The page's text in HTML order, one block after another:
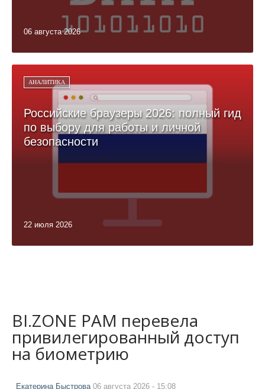
06 августа 2026
АНАЛИТИКА
Российские браузеры 2026: полный гид
по выбору для работы и личной
безопасности
22 июля 2026
BI.ZONE PAM перевела
привилегированный доступ
на биометрию
Екатерина Быстрова06 августа 2026 - 15:08